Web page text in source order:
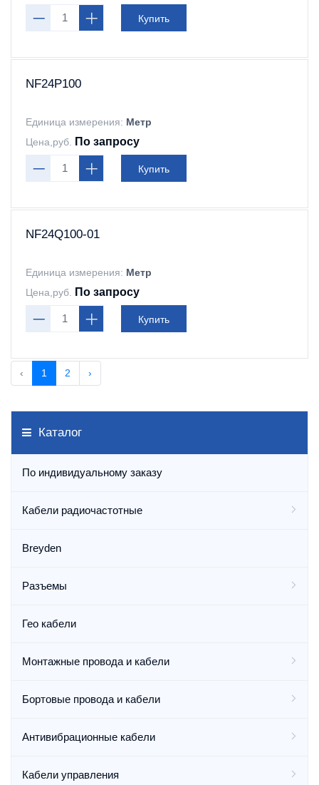
Каталог
По индивидуальному заказу
Кабели радиочастотные
Breyden
Разъемы
Гео кабели
Монтажные провода и кабели
Бортовые провода и кабели
Антивибрационные кабели
Кабели управления
Купить
NF24P100
Единица измерения: Метр
Цена,руб.
По запросу
Купить
NF24Q100-01
Единица измерения: Метр
Цена,руб.
По запросу
Купить
‹ 1 2 ›